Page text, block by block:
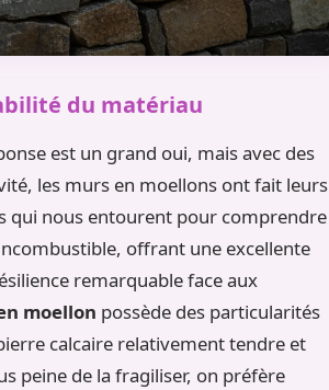
du matériau
est un grand oui, mais avec des
les murs en moellons ont fait leurs
qui nous entourent pour comprendre
offrant une excellente
remarquable face aux
moellon possède des particularités
calcaire relativement tendre et
peine de la fragiliser, on préfère